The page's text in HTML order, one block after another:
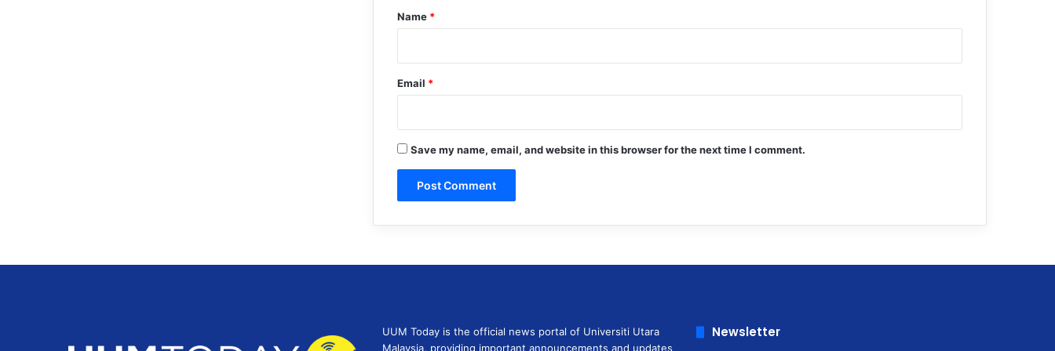
*
Name *
Email *
Save my name, email, and website in this browser for the next time I comment.
UUM Today is the official news portal of Universiti Utara
Malaysia, providing important announcements and updates
Newsletter